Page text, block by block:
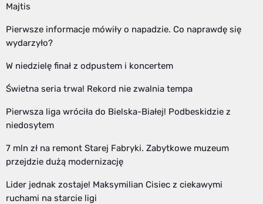
Majtis
Pierwsze informacje mówiły o napadzie. Co naprawdę się
wydarzyło?
W niedzielę finał z odpustem i koncertem
Świetna seria trwa! Rekord nie zwalnia tempa
Pierwsza liga wróciła do Bielska-Białej! Podbeskidzie z
niedosytem
7 mln zł na remont Starej Fabryki. Zabytkowe muzeum
przejdzie dużą modernizację
Lider jednak zostaje! Maksymilian Cisiec z ciekawymi
ruchami na starcie ligi